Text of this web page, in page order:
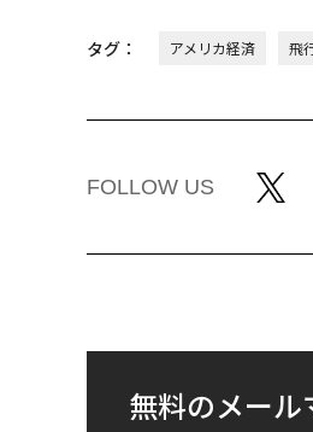
タグ： アメリカ経済 飛
FOLLOW US
無料のメー